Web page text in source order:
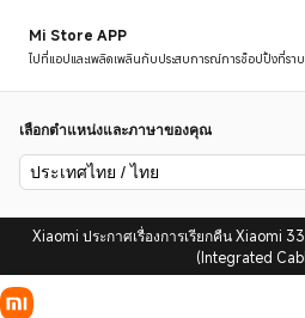
Mi Store APP
ไปที่แอปและเพลิดเพลินกับประสบการณ์การช็อปปิ้งที่รา
เลือกตำแหน่งและภาษาของคุณ
ประเทศไทย / ไทย
Xiaomi ประกาศเรื่องการเรียกคืน Xiaomi
(Integrated